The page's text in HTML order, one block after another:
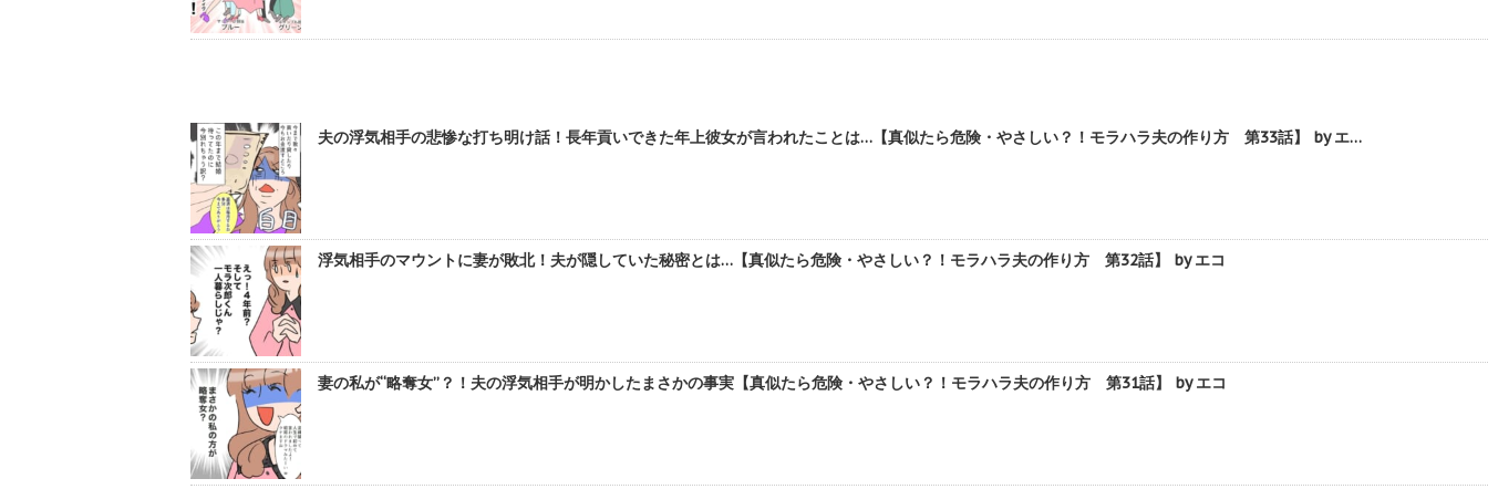
夫の浮気相手の悲惨な打ち明け話！長年貢いできた年上彼女が言われたことは…【真似たら危険・やさしい？！モラハラ夫の作り方 第33話】 by エ…
浮気相手のマウントに妻が敗北！夫が隠していた秘密とは…【真似たら危険・やさしい？！モラハラ夫の作り方 第32話】 by エコ
妻の私が“略奪女”？！夫の浮気相手が明かしたまさかの事実【真似たら危険・やさしい？！モラハラ夫の作り方 第31話】 by エコ